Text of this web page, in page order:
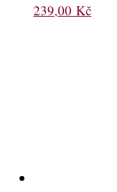
239,00 Kč